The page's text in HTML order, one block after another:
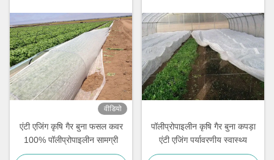
वीडियो
एंटी एजिंग कृषि गैर बुना फसल कवर
100% पॉलीप्रोपाइलीन सामग्री
पॉलीप्रोपाइलीन कृषि गैर बुना कपड़ा
एंटी एजिंग पर्यावरणीय स्वास्थ्य